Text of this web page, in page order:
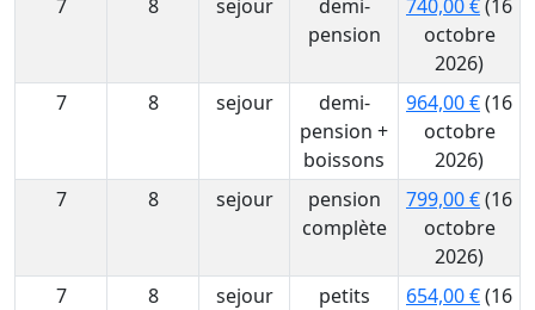
7
8 sejour
demi-
pension
740,00 €(16
octobre
2026)
7
8 sejour
demi-
pension +
boissons
964,00 €(16
octobre
2026)
7
8 sejour
pension
complète
799,00 €(16
octobre
2026)
7
8 sejour
petits
654,00 €(16